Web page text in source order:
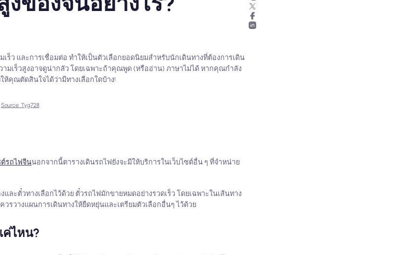
ร็ว และการเชื่อมต่อ ทำให้เป็นตัวเลือกยอดนิยมสำหรับนักเดินทางที่ต้องการเดิน
ามเร็วสูงอาจดูน่ากลัว โดยเฉพาะถ้าคุณพูด (หรืออ่าน) ภาษาไม่ได้ หากคุณกำลัง
ห้คุณตัดสินใจได้ว่ามีทางเลือกใดบ้าง!
Source: Tyg728
ต์รถไฟจีนนอกจากนี้ตารางเดินรถไฟยังจะมีให้บริการในเว็บไซต์อื่น ๆ ที่จำหน่าย
ละตั๋วทางเลือกไว้ด้วย ตั๋วรถไฟมักขายหมดอย่างรวดเร็ว โดยเฉพาะในเส้นทาง
วางแผนการเดินทางให้ยืดหยุ่นและเตรียมตัวเลือกอื่นๆ ไว้ด้วย
ไหน?